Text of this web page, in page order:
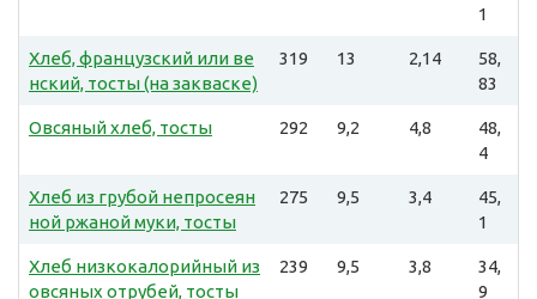
1
Хлеб, французский или ве
нский, тосты (на закваске)
319 13 2,14
58,
83
Овсяный хлеб, тосты 292 9,2 4,8
48,
4
Хлеб из грубой непросеян
ной ржаной муки, тосты
275 9,5 3,4
45,
1
Хлеб низкокалорийный из
овсяных отрубей, тосты
239 9,5 3,8
34,
9